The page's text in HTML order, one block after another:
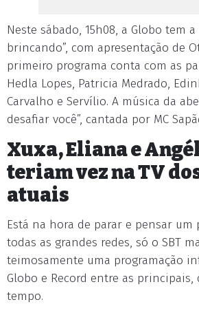
Neste sábado, 15h08, a Globo tem a
brincando”, com apresentação de
primeiro programa conta com as
Hedla Lopes, Patricia Medrado,
Carvalho e Servílio. A música da
desafiar você”, cantada por MC
Xuxa, Eliana e
teriam vez na TV
atuais
Está na hora de parar e pensar um
todas as grandes redes, só o SBT
teimosamente uma programação
Globo e Record entre as principais,
tempo.